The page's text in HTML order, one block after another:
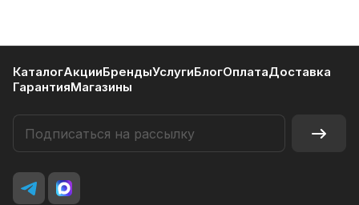
КаталогАкцииБрендыУслугиБлогОплатаДоставка
ГарантияМагазины